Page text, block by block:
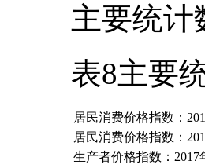
主要统计
表8主要
居民消费价格指数：
居民消费价格指数：
生产者价格指数：2017